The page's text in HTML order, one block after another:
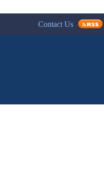
Contact Us